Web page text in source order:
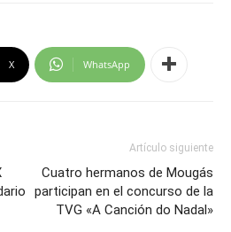
X WhatsApp
Artículo siguiente
Cuatro hermanos de Mougás
participan en el concurso de la
TVG «A Canción do Nadal»